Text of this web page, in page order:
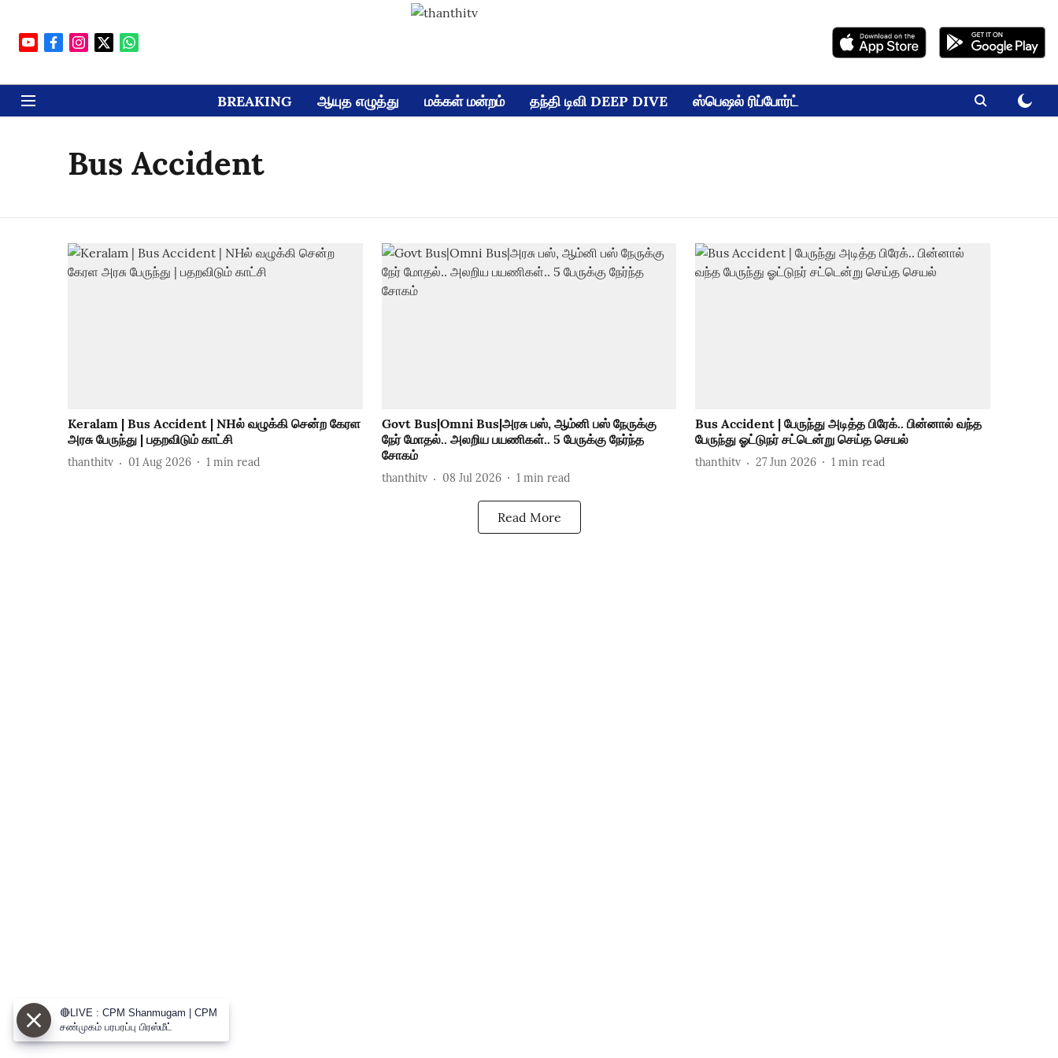
BREAKING ஆயுத எழுத்து மக்கள் மன்றம் தந்தி டிவி DEEP DIVE ஸ்பெஷல் ரிப்போர்ட்
Bus Accident
Keralam | Bus Accident | NHல் வழுக்கி சென்ற கேரள
அரசு பேருந்து | பதறவிடும் காட்சி
thanthitv 01 Aug 2026 1 min read
Govt Bus|Omni Bus|அரசு பஸ், ஆம்னி பஸ் நேருக்கு
நேர் மோதல்.. அலறிய பயணிகள்.. 5 பேருக்கு நேர்ந்த
சோகம்
thanthitv 08 Jul 2026 1 min read
Bus Accident | பேருந்து அடித்த பிரேக்.. பின்னால் வந்த
பேருந்து ஓட்டுநர் சட்டென்று செய்த செயல்
thanthitv 27 Jun 2026 1 min read
Read More
🔴LIVE : CPM Shanmugam | CPM
சண்முகம் பரபரப்பு பிரஸ்மீட்